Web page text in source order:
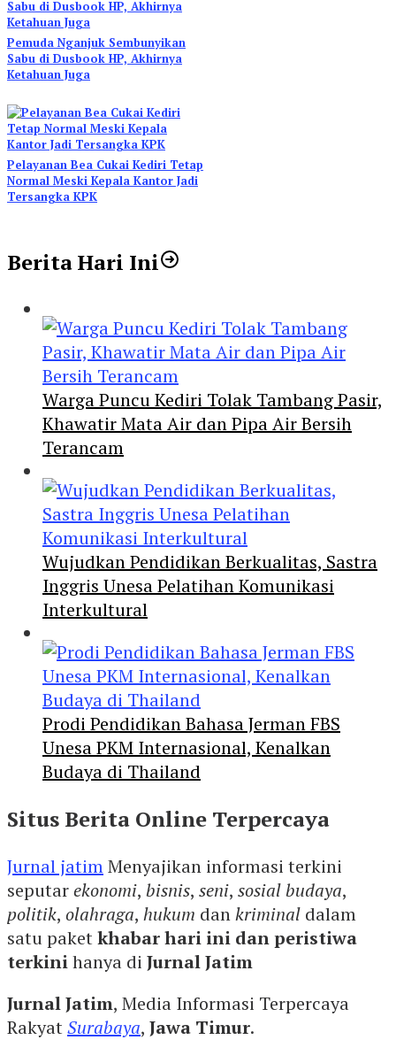
Pemuda Nganjuk Sembunyikan
Sabu di Dusbook HP, Akhirnya
Ketahuan Juga
Pelayanan Bea Cukai Kediri Tetap
Normal Meski Kepala Kantor Jadi
Tersangka KPK
Berita Hari Ini
Warga Puncu Kediri Tolak Tambang Pasir,
Khawatir Mata Air dan Pipa Air Bersih
Terancam
Wujudkan Pendidikan Berkualitas, Sastra
Inggris Unesa Pelatihan Komunikasi
Interkultural
Prodi Pendidikan Bahasa Jerman FBS
Unesa PKM Internasional, Kenalkan
Budaya di Thailand
Situs Berita Online Terpercaya
Jurnal jatimMenyajikan informasi terkini
seputarekonomi, bisnis, seni, sosial budaya,
politik, olahraga, hukum dankriminal dalam
satu paketkhabar hari ini dan peristiwa
terkinihanya di Jurnal Jatim
Jurnal Jatim, Media Informasi Terpercaya
RakyatSurabaya, Jawa Timur.